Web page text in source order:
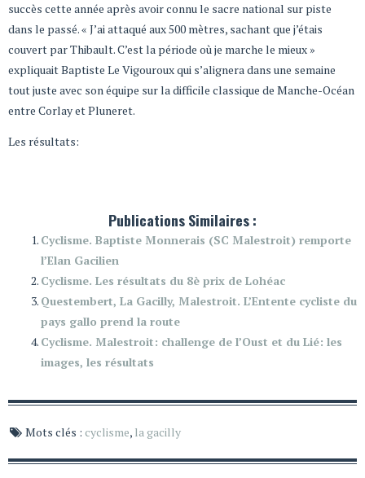
succès cette année après avoir connu le sacre national sur piste
dans le passé. « J’ai attaqué aux 500 mètres, sachant que j’étais
couvert par Thibault. C’est la période où je marche le mieux »
expliquait Baptiste Le Vigouroux qui s’alignera dans une semaine
tout juste avec son équipe sur la difficile classique de Manche-Océan
entre Corlay et Pluneret.
Les résultats:
Publications Similaires :
Cyclisme. Baptiste Monnerais (SC Malestroit) remporte
l’Elan Gacilien
Cyclisme. Les résultats du 8è prix de Lohéac
Questembert, La Gacilly, Malestroit. L’Entente cycliste du
pays gallo prend la route
Cyclisme. Malestroit: challenge de l’Oust et du Lié: les
images, les résultats
Mots clés : cyclisme, la gacilly